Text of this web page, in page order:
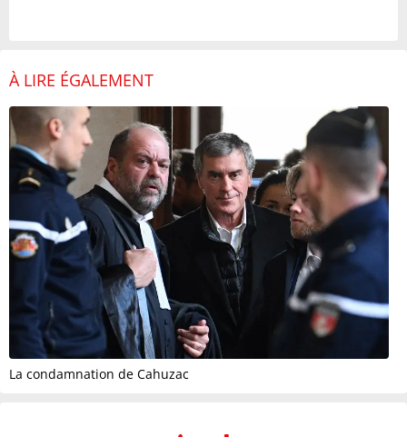
À LIRE ÉGALEMENT
La condamnation de Cahuzac